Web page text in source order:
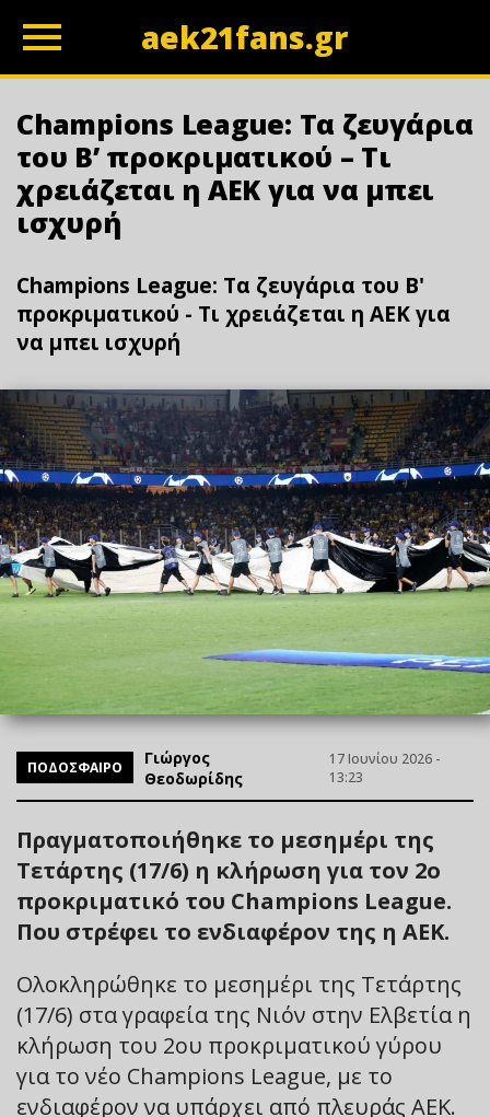
aek21fans.gr
Champions League: Τα ζευγάρια
του Β’ προκριματικού – Τι
χρειάζεται η ΑΕΚ για να μπει
ισχυρή
Champions League: Τα ζευγάρια του Β'
προκριματικού - Τι χρειάζεται η ΑΕΚ για
να μπει ισχυρή
ΠΟΔΟΣΦΑΙΡΟ
Γιώργος
Θεοδωρίδης
17 Ιουνίου 2026 -
13:23
Πραγματοποιήθηκε το μεσημέρι της
Τετάρτης (17/6) η κλήρωση για τον 2ο
προκριματικό του Champions League.
Που στρέφει το ενδιαφέρον της η ΑΕΚ.
Ολοκληρώθηκε το μεσημέρι της Τετάρτης
(17/6) στα γραφεία της Νιόν στην Ελβετία η
κλήρωση του 2ου προκριματικού γύρου
για το νέο Champions League, με το
ενδιαφέρον να υπάρχει από πλευράς ΑΕΚ.